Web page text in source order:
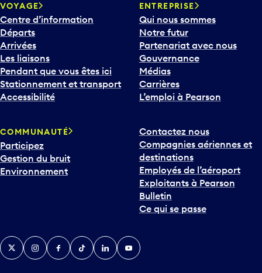
VOYAGE
Centre d’information
Départs
Arrivées
Les liaisons
Pendant que vous êtes ici
Stationnement et transport
Accessibilité
ENTREPRISE
Qui nous sommes
Notre futur
Partenariat avec nous
Gouvernance
Médias
Carrières
L’emploi à Pearson
COMMUNAUTÉ
Participez
Gestion du bruit
Environnement
Contactez nous
Compagnies aériennes et
destinations
Employés de l’aéroport
Exploitants à Pearson
Bulletin
Ce qui se passe
TwitterInstagramFacebook
TikTokLinkedInYouTube